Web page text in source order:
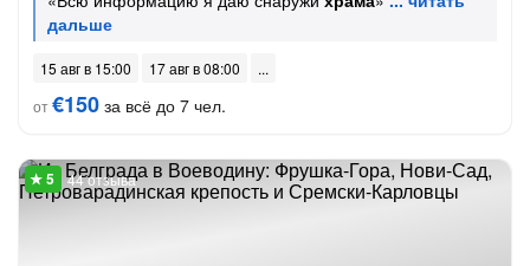
15 авг в 15:00
17 авг в 08:00
от€150 за всё до 7 чел.
44 отзыва